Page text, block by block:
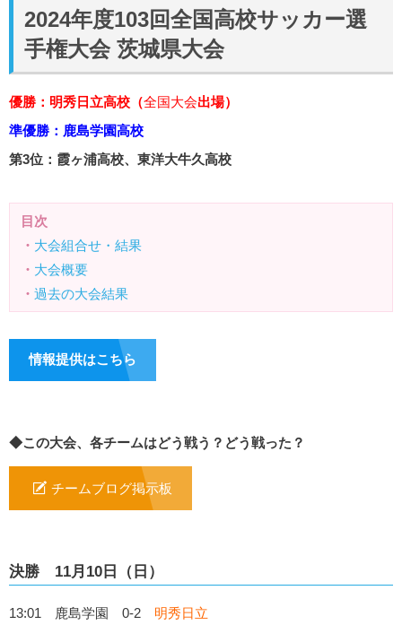
2024年度103回全国高校サッカー選
手権大会 茨城県大会
優勝：明秀日立高校（全国大会出場）
準優勝：鹿島学園高校
第3位：霞ヶ浦高校、東洋大牛久高校
目次
・ 大会組合せ・結果
・ 大会概要
・ 過去の大会結果
情報提供はこちら
◆この大会、各チームはどう戦う？どう戦った？
チームブログ掲示板
決勝 11月10日（日）
13:01 鹿島学園 0-2 明秀日立